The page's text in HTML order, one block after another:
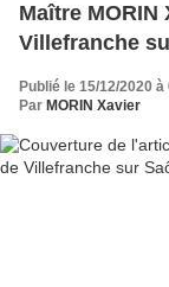
Maître
Villefranche
Publié le 15/12/2020 à
Par MORIN Xavier